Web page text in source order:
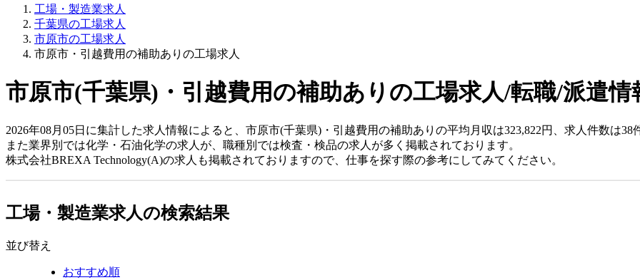
工場・製造業求人
千葉県の工場求人
市原市の工場求人
市原市・引越費用の補助ありの工場求人
市原市(千葉県)・引越費用の補助ありの工場求人/転職/派遣情
2026年08月05日に集計した求人情報によると、市原市(千葉県)・引越費用の補助ありの平均月収は323,822円、求人件数は38
また業界別では化学・石油化学の求人が、職種別では検査・検品の求人が多く掲載されております。
株式会社BREXA Technology(A)の求人も掲載されておりますので、仕事を探す際の参考にしてみてください。
工場・製造業求人の検索結果
並び替え
おすすめ順